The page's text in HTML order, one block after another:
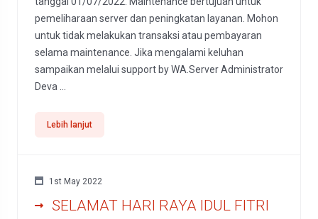
pemeliharaan server dan peningkatan layanan. Mohon
untuk tidak melakukan transaksi atau pembayaran
selama maintenance. Jika mengalami keluhan
sampaikan melalui support by WA.Server Administrator
Deva ...
Lebih lanjut
1st May 2022
SELAMAT HARI RAYA IDUL FITRI